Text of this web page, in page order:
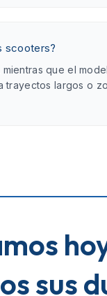
scooters?
que el
trayectos largos o
sus